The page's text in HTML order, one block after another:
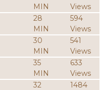
MIN
Views
28
MIN
594
Views
30
MIN
541
Views
35
MIN
633
Views
32
1484